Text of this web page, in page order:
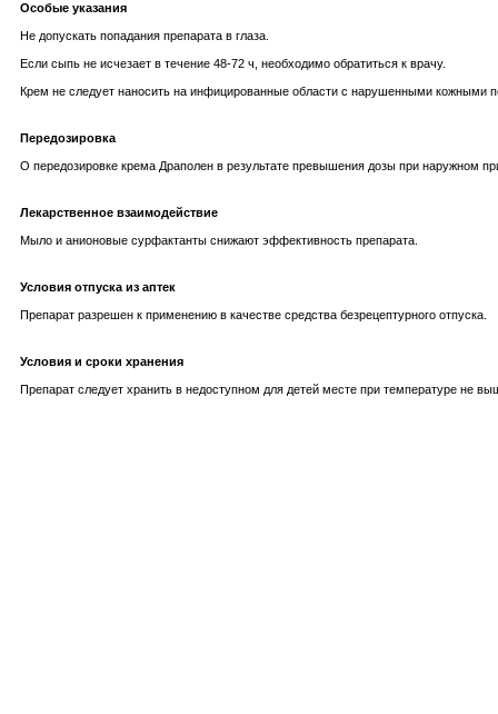
Особые указания
Не допускать попадания препарата в глаза.
Если сыпь не исчезает в течение 48-72 ч, необходимо обратиться к врачу.
Крем не следует наносить на инфицированные области с нарушенными кожными
Передозировка
О передозировке крема Драполен в результате превышения дозы при наружном
Лекарственное взаимодействие
Мыло и анионовые сурфактанты снижают эффективность препарата.
Условия отпуска из аптек
Препарат разрешен к применению в качестве средства безрецептурного отпуска.
Условия и сроки хранения
Препарат следует хранить в недоступном для детей месте при температуре не